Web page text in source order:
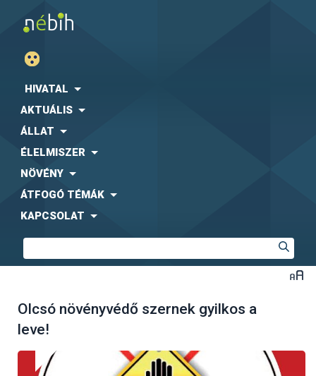
HIVATAL
AKTUÁLIS
ÁLLAT
ÉLELMISZER
NÖVÉNY
ÁTFOGÓ TÉMÁK
KAPCSOLAT
Olcsó növényvédő szernek gyilkos a
leve!